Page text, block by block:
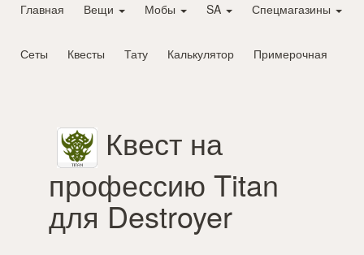
Главная Вещи Мобы SA Спецмагазины
Сеты Квесты Тату Калькулятор Примерочная
Квест на
профессию Titan
для Destroyer